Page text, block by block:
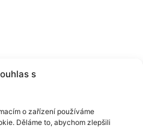
s
o zařízení používáme
Děláme to, abychom zlepšili